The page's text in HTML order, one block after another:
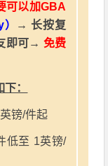
可以加GBA
→ 长按复
即可→ 免费
：
镑/件起
低至 1英镑/